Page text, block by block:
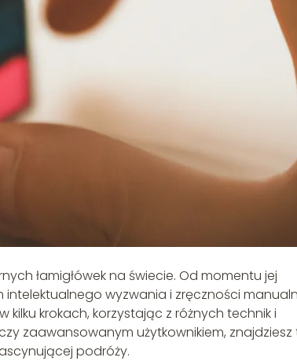
łamigłówek na świecie. Od momentu jej
intelektualnego wyzwania i zręczności
kilku krokach, korzystając z różnych technik i
zaawansowanym użytkownikiem, znajdziesz
podróży.